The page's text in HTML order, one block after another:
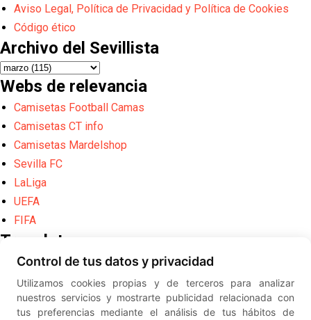
Aviso Legal, Política de Privacidad y Política de Cookies
Código ético
Archivo del Sevillista
Webs de relevancia
Camisetas Football Camas
Camisetas CT info
Camisetas Mardelshop
Sevilla FC
LaLiga
UEFA
FIFA
Translate
Powered by
Translate
Diseño web creado por Erick
© ElSevillista.es - Información sobre
Control de tus datos y privacidad
Utilizamos cookies propias y de terceros para analizar
nuestros servicios y mostrarte publicidad relacionada con
tus preferencias mediante el análisis de tus hábitos de